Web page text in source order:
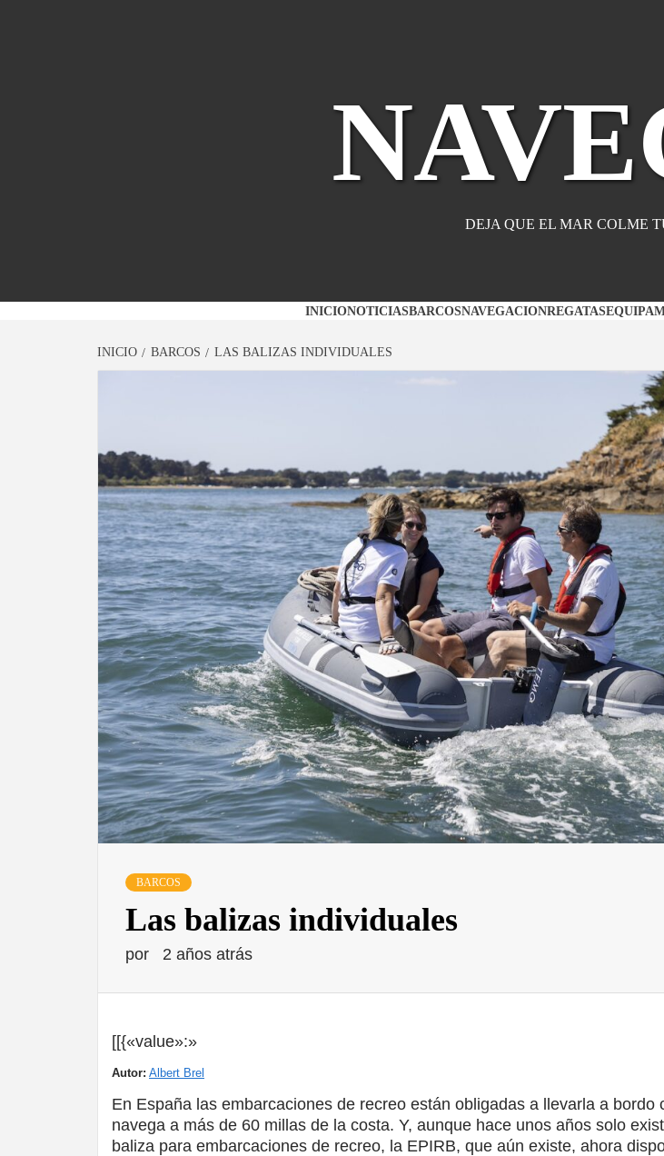
DEJA QUE EL MAR COLME
INICIONOTICIASBARCOSNAVEGACIONREGATAS
INICIO BARCOS LAS BALIZAS INDIVIDUALES
BARCOS
Las balizas individuales
por 2 años atrás
[[{«value»:»
Autor: Albert Brel
En España las embarcaciones de recreo están obligadas a llevarla a bordo
navega a más de 60 millas de la costa. Y, aunque hace unos años solo
baliza para embarcaciones de recreo, la EPIRB, que aún existe, ahora